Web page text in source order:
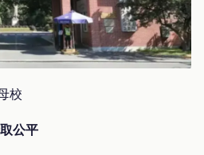
校
公平